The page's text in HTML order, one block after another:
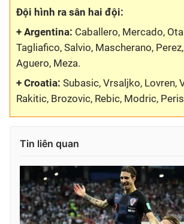
Đội hình ra sân hai đội:
+ Argentina: Caballero, Mercado,
Tagliafico, Salvio, Mascherano,
Aguero, Meza.
+ Croatia: Subasic, Vrsaljko, Lovren,
Rakitic, Brozovic, Rebic, Modric,
Tin liên quan